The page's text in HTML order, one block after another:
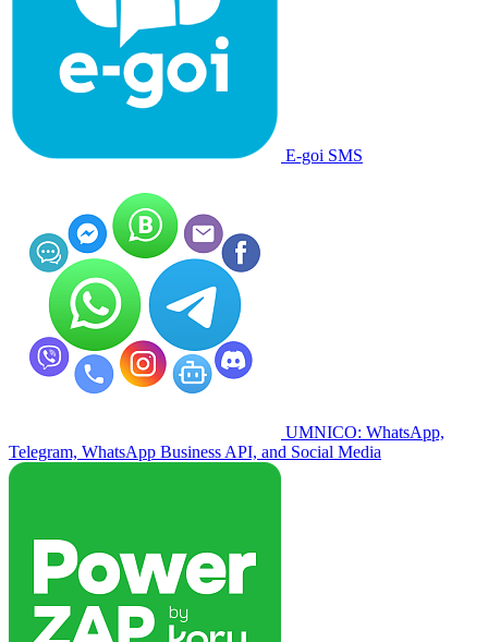
E-goi SMS
UMNICO: WhatsApp,
Telegram, WhatsApp Business API, and Social Media